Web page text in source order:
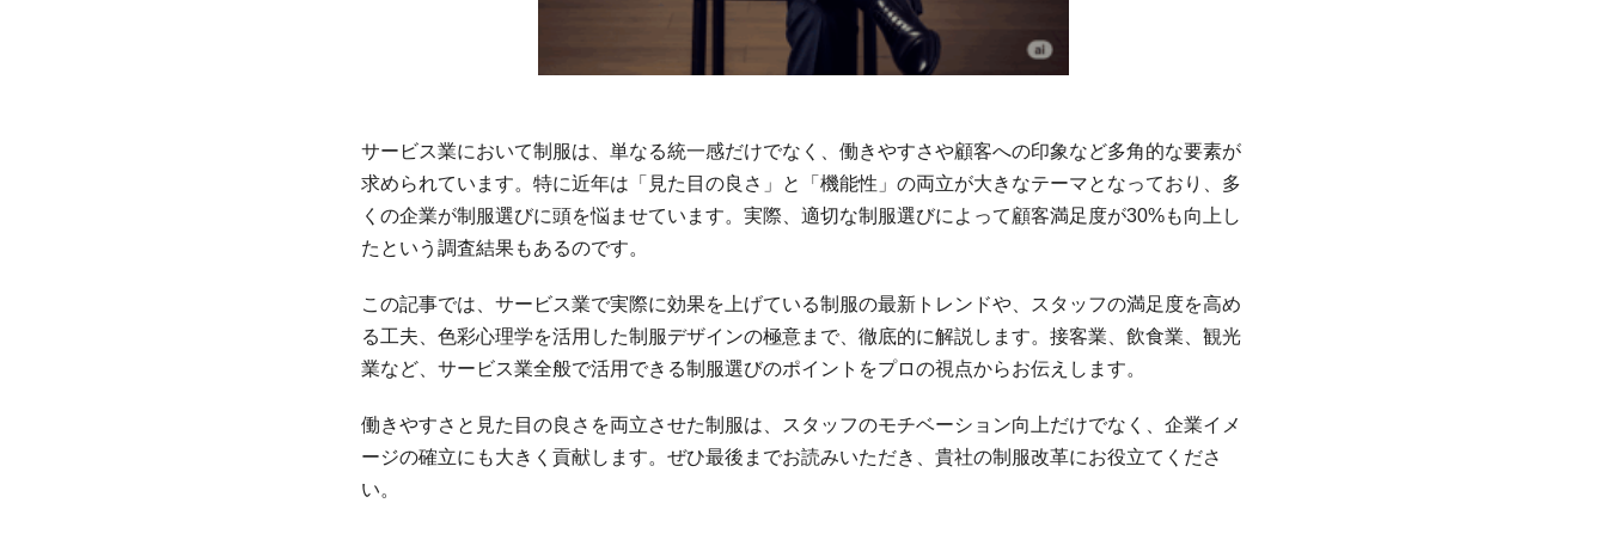
サービス業において制服は、単なる統一感だけでなく、働きやすさや顧客への印象など多角的な要素が
求められています。特に近年は「見た目の良さ」と「機能性」の両立が大きなテーマとなっており、多
くの企業が制服選びに頭を悩ませています。実際、適切な制服選びによって顧客満足度が30%も向上し
たという調査結果もあるのです。
この記事では、サービス業で実際に効果を上げている制服の最新トレンドや、スタッフの満足度を高め
る工夫、色彩心理学を活用した制服デザインの極意まで、徹底的に解説します。接客業、飲食業、観光
業など、サービス業全般で活用できる制服選びのポイントをプロの視点からお伝えします。
働きやすさと見た目の良さを両立させた制服は、スタッフのモチベーション向上だけでなく、企業イメ
ージの確立にも大きく貢献します。ぜひ最後までお読みいただき、貴社の制服改革にお役立てくださ
い。